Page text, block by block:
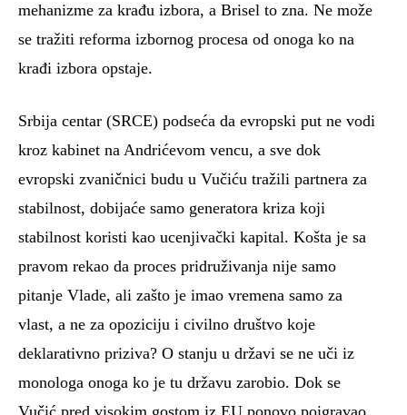
mehanizme za krađu izbora, a Brisel to zna. Ne može
se tražiti reforma izbornog procesa od onoga ko na
krađi izbora opstaje.
Srbija centar (SRCE) podseća da evropski put ne vodi
kroz kabinet na Andrićevom vencu, a sve dok
evropski zvaničnici budu u Vučiću tražili partnera za
stabilnost, dobijaće samo generatora kriza koji
stabilnost koristi kao ucenjivački kapital. Košta je sa
pravom rekao da proces pridruživanja nije samo
pitanje Vlade, ali zašto je imao vremena samo za
vlast, a ne za opoziciju i civilno društvo koje
deklarativno priziva? O stanju u državi se ne uči iz
monologa onoga ko je tu državu zarobio. Dok se